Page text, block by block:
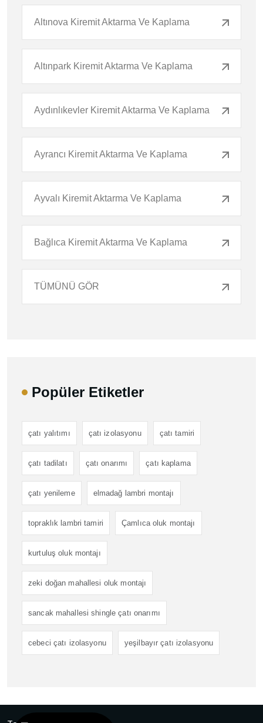
Altınova Kiremit Aktarma Ve Kaplama
Altınpark Kiremit Aktarma Ve Kaplama
Aydınlıkevler Kiremit Aktarma Ve Kaplama
Ayrancı Kiremit Aktarma Ve Kaplama
Ayvalı Kiremit Aktarma Ve Kaplama
Bağlıca Kiremit Aktarma Ve Kaplama
TÜMÜNÜ GÖR
Popüler Etiketler
çatı yalıtımı çatı izolasyonu çatı tamiri
çatı tadilatı çatı onarımı çatı kaplama
çatı yenileme elmadağ lambri montajı
topraklık lambri tamiri Çamlıca oluk montajı
kurtuluş oluk montajı
zeki doğan mahallesi oluk montajı
sancak mahallesi shingle çatı onarımı
cebeci çatı izolasyonu yeşilbayır çatı izolasyonu